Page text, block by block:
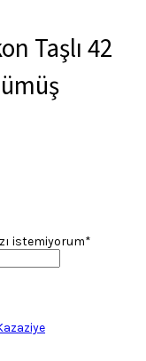
Taşlı 42
istemiyorum*